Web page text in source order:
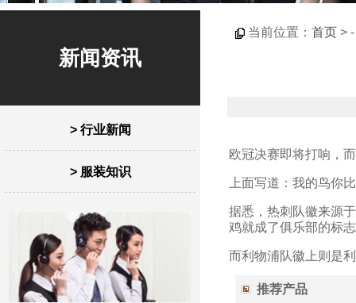
新闻资讯
> 行业新闻
> 服装知识
当前位置： 首页 >
欧冠决赛即将打响，
上面写道：我的鸟你
据悉，热刺队徽来源
鸡就成了俱乐部的标
而利物浦队徽上则是
推荐产品